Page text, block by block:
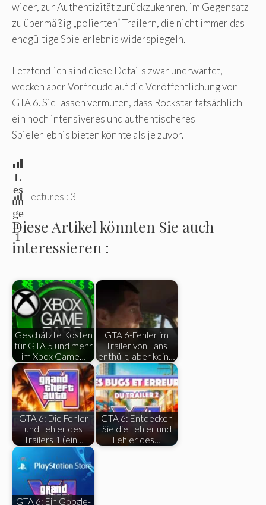
wider, zur Authentizität zurückzukehren, im Gegensatz
zu übermäßig „polierten“ Trailern, die nicht immer das
endgültige Spielerlebnis widerspiegeln.
Letztendlich sind diese Details zwar unerwartet,
wecken aber Vorfreude auf die Veröffentlichung von
GTA 6. Sie lassen vermuten, dass Rockstar tatsächlich
ein noch intensiveres und authentischeres
Spielerlebnis bieten könnte als je zuvor.
L
es
un
ge
n:
1
Lectures : 3
Diese Artikel könnten Sie auch
interessieren :
Geschätzte Kosten
für GTA 5 und mehr
im Xbox Game…
GTA 6-Fehler im
Trailer von Fans
enthüllt, aber kein…
GTA 6: Die Fehler
und Fehler des
Trailers 1 (ein…
GTA 6: Entdecken
Sie die Fehler und
Fehler des…
GTA 6: Ein Google-